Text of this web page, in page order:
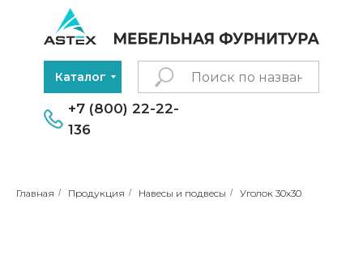
+7 (800) 22-22-
136
Каталог
Главная / Продукция / Навесы и подвесы / Уголок 30х30